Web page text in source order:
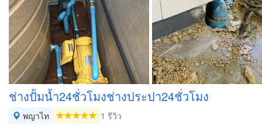
ช่างปั้มน้ำ24ชั่วโมงช่างประปา24ชั่วโมง
พญาไท
1 รีวิว